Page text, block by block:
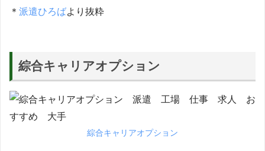
＊ 派遣ひろばより抜粋
綜合キャリアオプション
綜合キャリアオプション